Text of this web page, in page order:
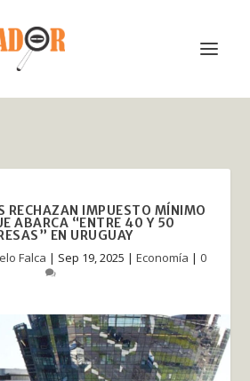
RECHAZAN IMPUESTO MÍNIMO
ABARCA “ENTRE 40 Y 50
EN URUGUAY
Falca | Sep 19, 2025 | Economía | 0